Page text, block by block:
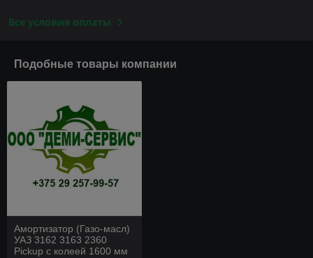
Все условия оплаты
Подобные товары компании
Амортизатор (Газо-масл)
УАЗ 3162 3163 2360
Pickup с колеей 1600 мм